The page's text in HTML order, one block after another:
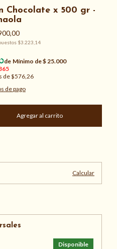
Chocolate x 500 gr -
$3.223,14
de$576,26
de pago
Calcular
Disponible